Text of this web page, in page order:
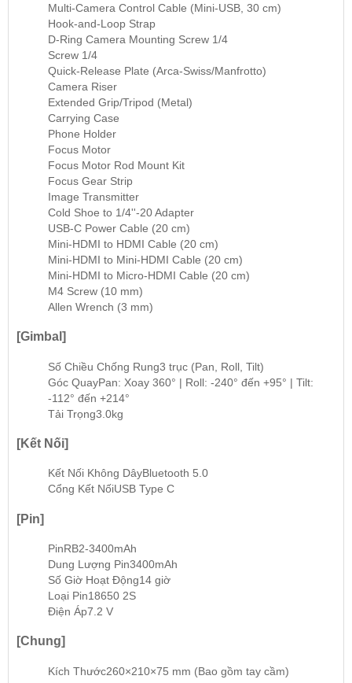
Multi-Camera Control Cable (Mini-USB, 30 cm)
Hook-and-Loop Strap
D-Ring Camera Mounting Screw 1/4
Screw 1/4
Quick-Release Plate (Arca-Swiss/Manfrotto)
Camera Riser
Extended Grip/Tripod (Metal)
Carrying Case
Phone Holder
Focus Motor
Focus Motor Rod Mount Kit
Focus Gear Strip
Image Transmitter
Cold Shoe to 1/4''-20 Adapter
USB-C Power Cable (20 cm)
Mini-HDMI to HDMI Cable (20 cm)
Mini-HDMI to Mini-HDMI Cable (20 cm)
Mini-HDMI to Micro-HDMI Cable (20 cm)
M4 Screw (10 mm)
Allen Wrench (3 mm)
[Gimbal]
Số Chiều Chống Rung3 trục (Pan, Roll, Tilt)
Góc QuayPan: Xoay 360° | Roll: -240° đến +95° | Tilt:
-112° đến +214°
Tải Trọng3.0kg
[Kết Nối]
Kết Nối Không DâyBluetooth 5.0
Cổng Kết NốiUSB Type C
[Pin]
PinRB2-3400mAh
Dung Lượng Pin3400mAh
Số Giờ Hoạt Động14 giờ
Loại Pin18650 2S
Điện Áp7.2 V
[Chung]
Kích Thước260×210×75 mm (Bao gồm tay cầm)